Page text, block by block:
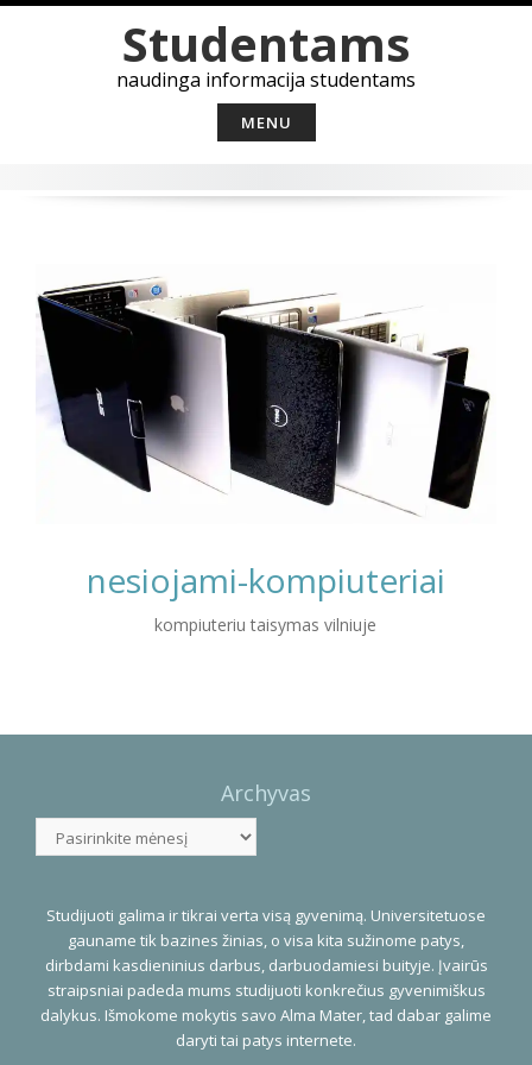
to
content
Studentams
naudinga informacija studentams
MENU
nesiojami-kompiuteriai
kompiuteriu taisymas vilniuje
Navigation
Archyvas
Studijuoti galima ir tikrai verta visą gyvenimą. Universitetuose
gauname tik bazines žinias, o visa kita sužinome patys,
dirbdami kasdieninius darbus, darbuodamiesi buityje. Įvairūs
straipsniai padeda mums studijuoti konkrečius gyvenimiškus
dalykus. Išmokome mokytis savo Alma Mater, tad dabar galime
daryti tai patys internete.